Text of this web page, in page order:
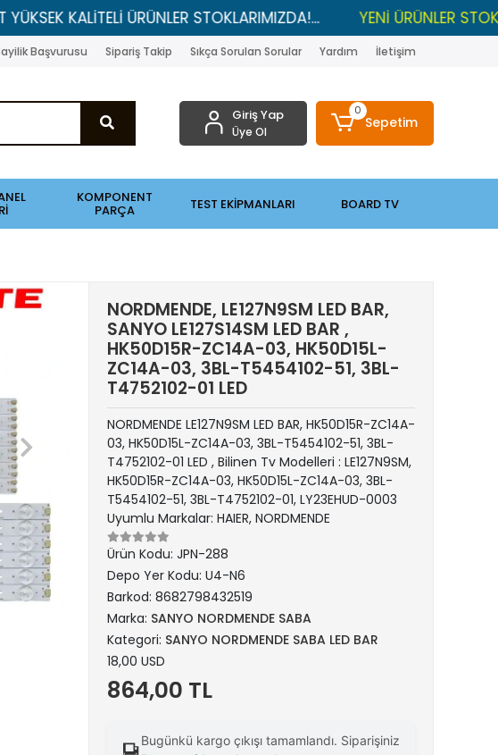
ÜRÜNLER STOKLARIMIZDA!... YENİ ÜRÜNLER STOKLARDA
Başvurusu Sipariş Takip Sıkça Sorulan Sorular Yardım İletişim
Giriş Yap
Üye Ol
0
Sepetim
KOMPONENT
PARÇA TEST EKİPMANLARI BOARD TV
NORDMENDE, LE127N9SM LED BAR,
SANYO LE127S14SM LED BAR ,
HK50D15R-ZC14A-03, HK50D15L-
ZC14A-03, 3BL-T5454102-51, 3BL-
T4752102-01 LED
NORDMENDE LE127N9SM LED BAR, HK50D15R-ZC14A-
03, HK50D15L-ZC14A-03, 3BL-T5454102-51, 3BL-
T4752102-01 LED , Bilinen Tv Modelleri : LE127N9SM,
HK50D15R-ZC14A-03, HK50D15L-ZC14A-03, 3BL-
T5454102-51, 3BL-T4752102-01, LY23EHUD-0003
Uyumlu Markalar: HAIER, NORDMENDE
Ürün Kodu: JPN-288
Depo Yer Kodu: U4-N6
Barkod: 8682798432519
Marka: SANYO NORDMENDE SABA
Kategori: SANYO NORDMENDE SABA LED BAR
18,00 USD
864,00 TL
Bugünkü kargo çıkışı tamamlandı. Siparişiniz